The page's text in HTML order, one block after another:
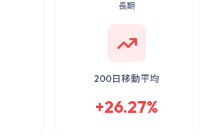
長期
200日移動平均
+26.27%